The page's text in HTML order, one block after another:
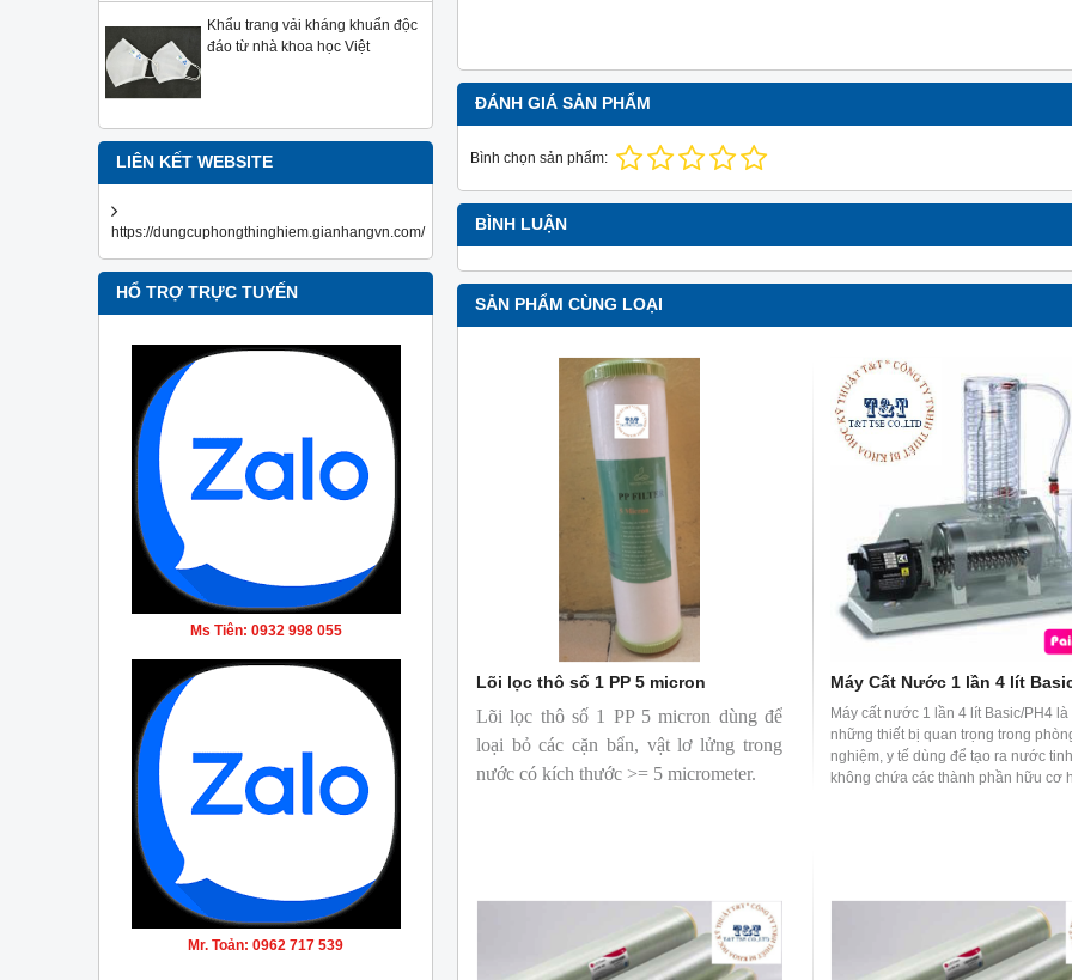
Khẩu trang vải kháng khuẩn độc
đáo từ nhà khoa học Việt
LIÊN KẾT WEBSITE
https://dungcuphongthinghiem.gianhangvn.com/
HỔ TRỢ TRỰC TUYẾN
Ms Tiên: 0932 998 055
Mr. Toản: 0962 717 539
ĐÁNH GIÁ SẢN PHẨM
Bình chọn sản phẩm:
BÌNH LUẬN
SẢN PHẨM CÙNG LOẠI
Lõi lọc thô số 1 PP 5 micron
Lõi lọc thô số 1 PP 5 micron dùng để
loại bỏ các cặn bẩn, vật lơ lửng trong
nước có kích thước >= 5 micrometer.
Máy Cất Nước 1 lần 4 lít
Máy cất nước 1 lần 4 lít Basic/PH4 là
những thiết bị quan trọng trong
nghiệm, y tế dùng để tạo ra nước
không chứa các thành phần hữu cơ